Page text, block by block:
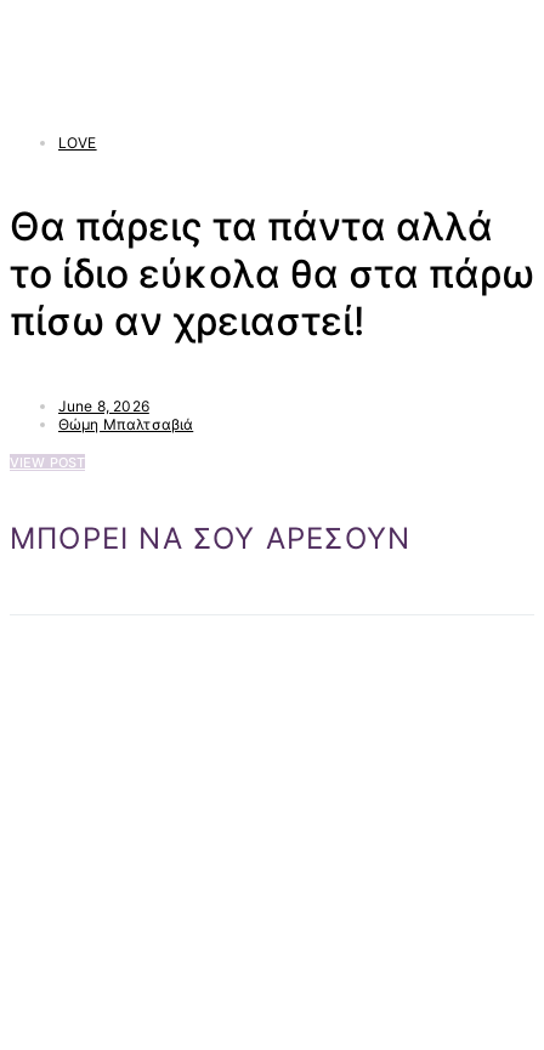
LOVE
Θα πάρεις τα πάντα αλλά
το ίδιο εύκολα θα στα πάρω
πίσω αν χρειαστεί!
June 8, 2026
Θώμη Μπαλτσαβιά
VIEW POST
ΜΠΟΡΕΙ ΝΑ ΣΟΥ ΑΡΕΣΟΥΝ